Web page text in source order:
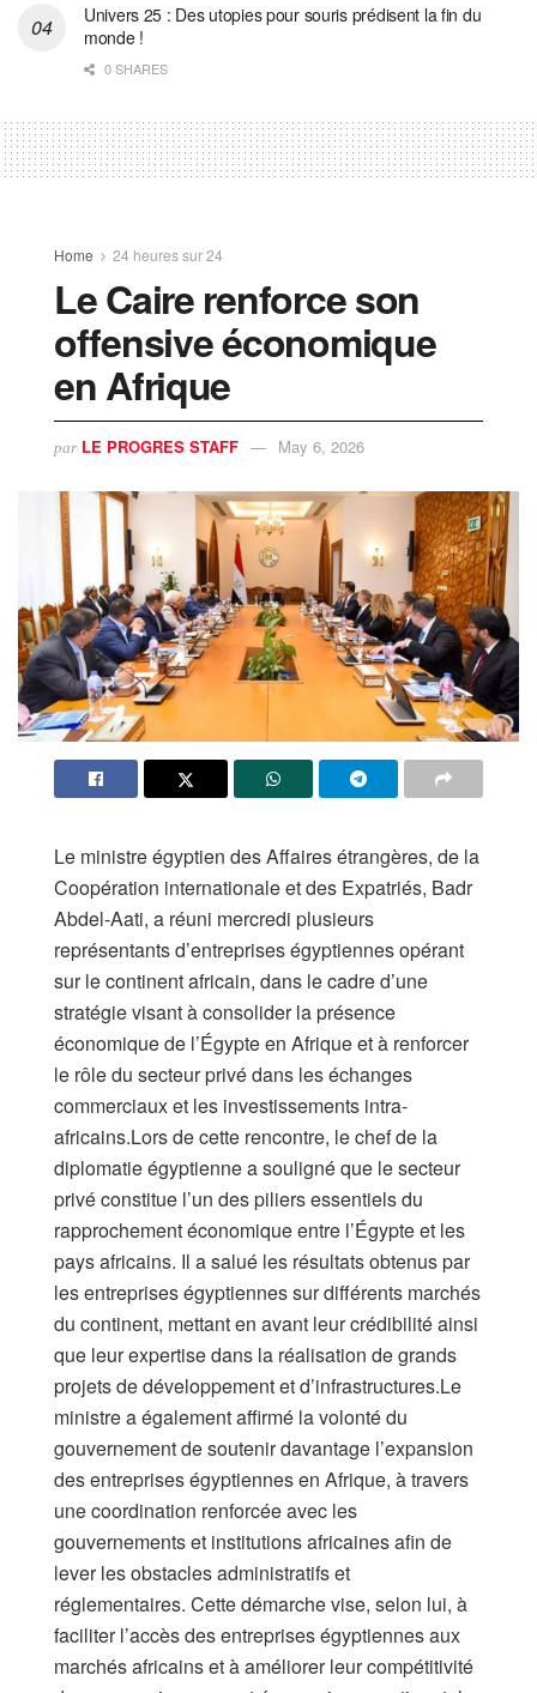
Univers 25 : Des utopies pour souris prédisent la fin du
monde !
0 SHARES
Home 24 heures sur 24
Le Caire renforce son
offensive économique
en Afrique
par LE PROGRES STAFF May 6, 2026
Le ministre égyptien des Affaires étrangères, de la
Coopération internationale et des Expatriés, Badr
Abdel-Aati, a réuni mercredi plusieurs
représentants d’entreprises égyptiennes opérant
sur le continent africain, dans le cadre d’une
stratégie visant à consolider la présence
économique de l’Égypte en Afrique et à renforcer
le rôle du secteur privé dans les échanges
commerciaux et les investissements intra-
africains.Lors de cette rencontre, le chef de la
diplomatie égyptienne a souligné que le secteur
privé constitue l’un des piliers essentiels du
rapprochement économique entre l’Égypte et les
pays africains. Il a salué les résultats obtenus par
les entreprises égyptiennes sur différents marchés
du continent, mettant en avant leur crédibilité ainsi
que leur expertise dans la réalisation de grands
projets de développement et d’infrastructures.Le
ministre a également affirmé la volonté du
gouvernement de soutenir davantage l’expansion
des entreprises égyptiennes en Afrique, à travers
une coordination renforcée avec les
gouvernements et institutions africaines afin de
lever les obstacles administratifs et
réglementaires. Cette démarche vise, selon lui, à
faciliter l’accès des entreprises égyptiennes aux
marchés africains et à améliorer leur compétitivité